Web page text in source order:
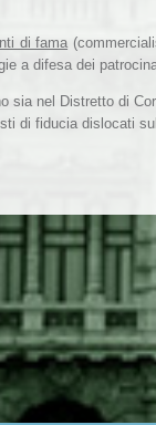
di fama
a difesa dei
sia nel Distretto di
di fiducia dislocati